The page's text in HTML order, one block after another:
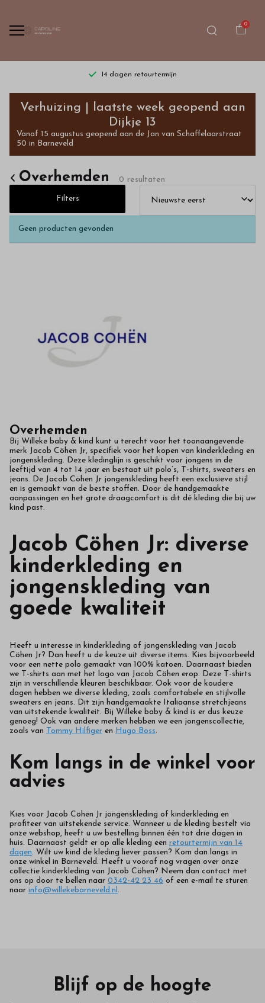
0
14 dagen retourtermijn
Overhemden
Bestel
kinderkleding
hoge
kwaliteit
Verhuizing | laatste week geopend aan
Dijkje 13
Vanaf 15 augustus geopend aan de Jan van Schaffelaarstraat
50 in Barneveld
Overhemden 0 resultaten
Filters
Geen producten gevonden
Overhemden
Bij Willeke baby & kind kunt u terecht voor het toonaangevende
merk Jacob Cöhen Jr, specifiek voor het kopen van kinderkleding en
jongenskleding. Deze kledinglijn is geschikt voor jongens in de
leeftijd van 4 tot 14 jaar en bestaat uit polo’s, T-shirts, sweaters en
jeans. De Jacob Cöhen Jr jongenskleding heeft een exclusieve stijl
en is gemaakt van de beste stoffen. Door de handgemaakte
aanpassingen en het grote draagcomfort is dit dé kleding die bij uw
kind past.
Jacob Cöhen Jr: diverse
kinderkleding en
jongenskleding van
goede kwaliteit
Heeft u interesse in kinderkleding of jongenskleding van Jacob
Cöhen Jr? Dan heeft u de keuze uit diverse items. Kies bijvoorbeeld
voor een nette polo gemaakt van 100% katoen. Daarnaast bieden
we T-shirts aan met het logo van Jacob Cöhen erop. Deze T-shirts
zijn in verschillende kleuren beschikbaar. Ook voor de koudere
dagen hebben we diverse kleding, zoals comfortabele en stijlvolle
sweaters en jeans. Dit zijn handgemaakte Italiaanse stretchjeans
van uitstekende kwaliteit. Bij Willeke baby & kind is er dus keuze
genoeg! Ook van andere merken hebben we een jongenscollectie,
zoals van Tommy Hilfiger en Hugo Boss.
Kom langs in de winkel voor
advies
Kies voor Jacob Cöhen Jr jongenskleding of kinderkleding en
profiteer van uitstekende service. Wanneer u de kleding bestelt via
onze webshop, heeft u uw bestelling binnen één tot drie dagen in
huis. Daarnaast geldt er op alle kleding een retourtermijn van 14
dagen. Wilt uw kind de kleding liever passen? Kom dan langs in
onze winkel in Barneveld. Heeft u vooraf nog vragen over onze
collectie kinderkleding van Jacob Cöhen? Neem dan contact met
ons op door te bellen naar 0342-42 23 46 of een e-mail te sturen
naar info@willekebarneveld.nl.
Blijf op de hoogte